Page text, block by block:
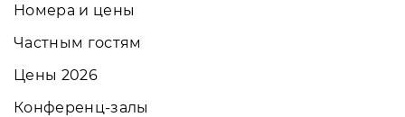
Номера и цены
Частным гостям
Цены 2026
Конференц-залы